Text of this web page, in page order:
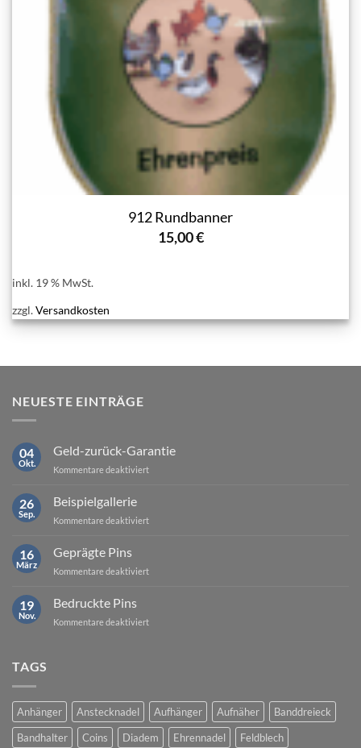
912 Rundbanner
15,00€
inkl. 19 % MwSt.
zzgl.Versandkosten
NEUESTE EINTRÄGE
04
Okt.
Geld-zurück-Garantie
Kommentare deaktiviertfür
26
Sep.
Beispielgallerie
Kommentare deaktiviertfür
16
März
Geprägte Pins
Kommentare deaktiviertfür
19
Nov.
Bedruckte Pins
Kommentare deaktiviertfür
TAGS
Anhänger Anstecknadel Aufhänger Aufnäher
Banddreieck
Bandhalter
Coins Diadem Ehrennadel Feldblech